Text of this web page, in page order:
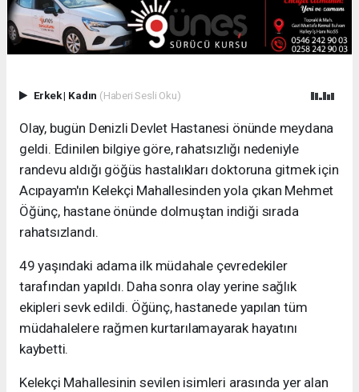
Erkek| Kadın (Haberi Sesli Oku)
Olay, bugün Denizli Devlet Hastanesi önünde meydana
geldi. Edinilen bilgiye göre, rahatsızlığı nedeniyle
randevu aldığı göğüs hastalıkları doktoruna gitmek için
Acıpayam'ın Kelekçi Mahallesinden yola çıkan Mehmet
Öğünç, hastane önünde dolmuştan indiği sırada
rahatsızlandı.
49 yaşındaki adama ilk müdahale çevredekiler
tarafından yapıldı. Daha sonra olay yerine sağlık
ekipleri sevk edildi. Öğünç, hastanede yapılan tüm
müdahalelere rağmen kurtarılamayarak hayatını
kaybetti.
Kelekçi Mahallesinin sevilen isimleri arasında yer alan